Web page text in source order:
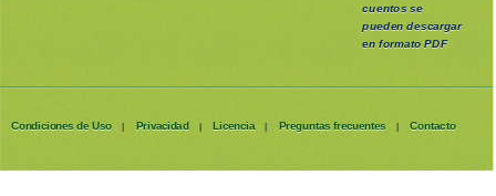
cuentos se
puedendescargar
en formato PDF
Condiciones de Uso | Privacidad | Licencia | Preguntas frecuentes | Contacto